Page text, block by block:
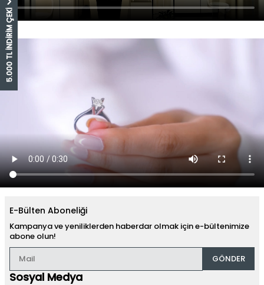
5.000 TL İNDİRİM ÇEKİ
E-Bülten Aboneliği
Kampanya ve yeniliklerden haberdar olmak için e-bültenimize
abone olun!
GÖNDER
Sosyal Medya